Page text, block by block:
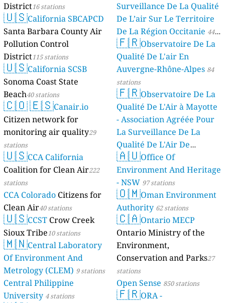
District16 stations
🇺🇸California SBCAPCD
Santa Barbara County Air
Pollution Control
District115 stations
🇺🇸California SCSB
Sonoma Coast State
Beach40 stations
🇨🇴🇪🇸Canair.io
Citizen network for
monitoring air quality29
stations
🇺🇸CCA California
Coalition for Clean Air222
stations
CCA Colorado Citizens for
Clean Air40 stations
🇺🇸CCST Crow Creek
Sioux Tribe10 stations
🇲🇳Central Laboratory
Of Environment And
Metrology (CLEM) 9 stations
Central Philippine
University 4 stations
Surveillance De La Qualité
De L’air Sur Le Territoire
De La Région Occitanie 44
stations
🇫🇷Observatoire De La
Qualité De L'air En
Auvergne-Rhône-Alpes 84
stations
🇫🇷Observatoire De La
Qualité De L'Air à Mayotte
- Association Agréée Pour
La Surveillance De La
Qualité De L'Air De
Mayotte 4 stations
🇦🇺Office Of
Environment And Heritage
- NSW 97 stations
🇴🇲Oman Environment
Authority 62 stations
🇨🇦Ontario MECP
Ontario Ministry of the
Environment,
Conservation and Parks27
stations
Open Sense 850 stations
🇫🇷ORA -